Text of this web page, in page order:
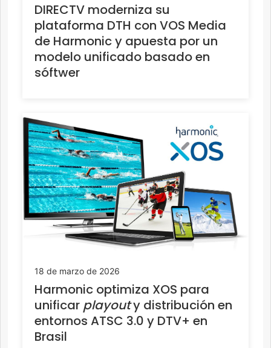
DIRECTV moderniza su
plataforma DTH con VOS Media
de Harmonic y apuesta por un
modelo unificado basado en
sóftwer
18 de marzo de 2026
Harmonic optimiza XOS para
unificar playouty distribución en
entornos ATSC 3.0 y DTV+ en
Brasil